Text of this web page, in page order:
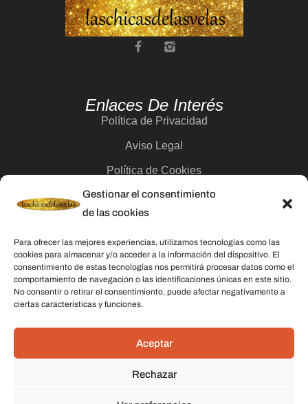
Gestionar el consentimiento
de las cookies
Para ofrecer las mejores experiencias, utilizamos tecnologías como las
cookies para almacenar y/o acceder a la información del dispositivo. El
consentimiento de estas tecnologías nos permitirá procesar datos como el
comportamiento de navegación o las identificaciones únicas en este sitio.
No consentir o retirar el consentimiento, puede afectar negativamente a
ciertas características y funciones.
Aceptar
Rechazar
Enlaces De Interés
Política de Privacidad
Aviso Legal
Política de Cookies
Contacto
Categorías
Velas
Inciensos
Aceites esenciales
Datos De Contacto
C/ Stella Maris, 20 50015 Zaragoza